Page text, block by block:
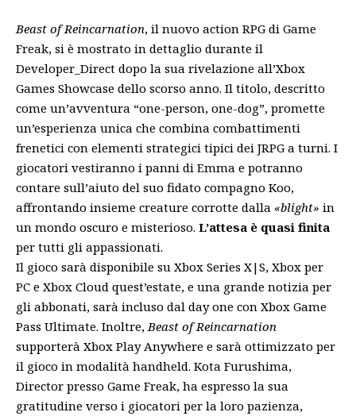
Beast of Reincarnation, il nuovo action RPG di Game
Freak, si è mostrato in dettaglio durante il
Developer_Direct dopo la sua rivelazione all’Xbox
Games Showcase dello scorso anno. Il titolo, descritto
come un’avventura “one-person, one-dog”, promette
un’esperienza unica che combina combattimenti
frenetici con elementi strategici tipici dei JRPG a turni. I
giocatori vestiranno i panni di Emma e potranno
contare sull’aiuto del suo fidato compagno Koo,
affrontando insieme creature corrotte dalla «blight» in
un mondo oscuro e misterioso. L’attesa è quasi finita
per tutti gli appassionati.
Il gioco sarà disponibile su Xbox Series X|S, Xbox per
PC e Xbox Cloud quest’estate, e una grande notizia per
gli abbonati, sarà incluso dal day one con Xbox Game
Pass Ultimate. Inoltre, Beast of Reincarnation
supporterà Xbox Play Anywhere e sarà ottimizzato per
il gioco in modalità handheld. Kota Furushima,
Director presso Game Freak, ha espresso la sua
gratitudine verso i giocatori per la loro pazienza,